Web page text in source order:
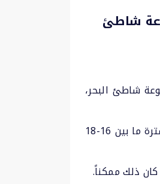
شاطئ
شاطئ البحر،
وجاء الإعلان عن برنامج إعادة التدوير ضمن إطار فعاليات مؤتمر ومعرض قطر للمسؤولية الاجتماعية الذي ينعقد في الدوحة خلال الفترة ما بين 16-18
ذلك ممكناً.